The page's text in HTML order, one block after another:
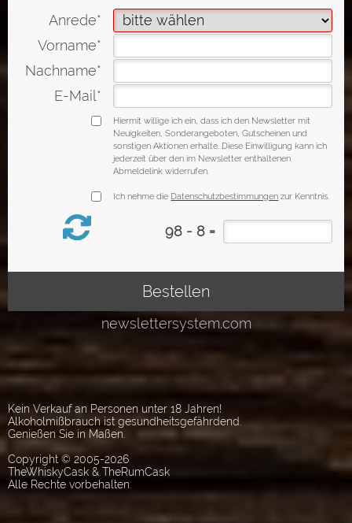
Kein Verkauf an Personen unter 18 Jahren!
Alkoholmißbrauch ist gesundheitsgefährdend.
Genießen Sie in Maßen.
Copyright © 2005-2026
TheWhiskyCask & TheRumCask
Alle Rechte vorbehalten.